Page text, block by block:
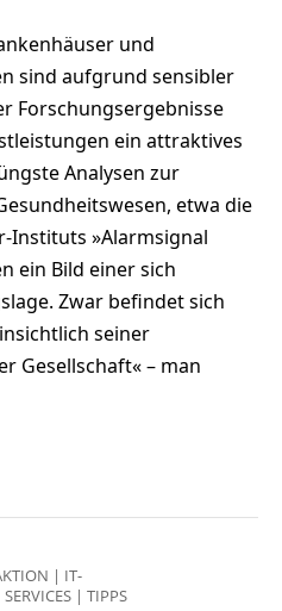
und
sind aufgrund sensibler
Forschungsergebnisse
ein attraktives
Analysen zur
etwa die
Instituts »Alarmsignal
ein Bild einer sich
Zwar befindet sich
seiner
Gesellschaft« – man
| IT-
SERVICES | TIPPS